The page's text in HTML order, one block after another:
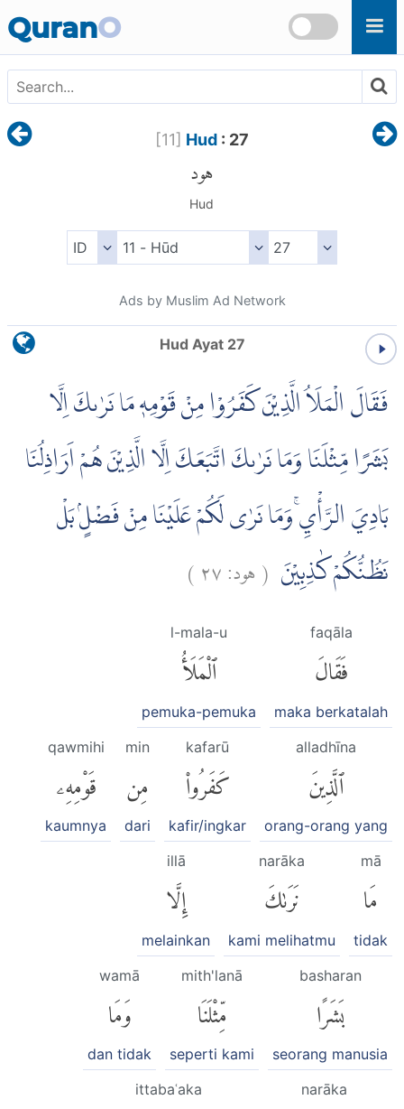
QuranO
[11] Hud: 27
هود
Hud
Ads by Muslim Ad Network
Hud Ayat 27
فَقَالَ الْمَلَاُ الَّذِيْنَ كَفَرُوْا مِنْ قَوْمِهٖ مَا نَرٰىكَ اِلَّا
بَشَرًا مِّثْلَنَا وَمَا نَرٰىكَ اتَّبَعَكَ اِلَّا الَّذِيْنَ هُمْ اَرَاذِلُنَا
بَادِيَ الرَّأْيِۚ وَمَا نَرٰى لَكُمْ عَلَيْنَا مِنْ فَضْلٍۢ بَلْ
نَظُنُّكُمْ كٰذِبِيْنَ (هود:٢٧)
faqāla
فَقَالَ
maka berkatalah
l-mala-u
ٱلْمَلَأُ
pemuka-pemuka
alladhīna
ٱلَّذِينَ
orang-orang yang
kafarū
كَفَرُوا۟
kafir/ingkar
min
مِن
dari
qawmihi
قَوْمِهِۦ
kaumnya
mā
مَا
tidak
narāka
نَرَىٰكَ
kami melihatmu
illā
إِلَّا
melainkan
basharan
بَشَرًا
seorang manusia
mith'lanā
مِّثْلَنَا
seperti kami
wamā
وَمَا
dan tidak
narāka
ittabaʿaka